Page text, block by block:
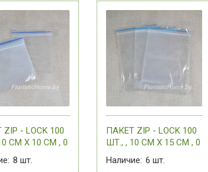
- LOCK 100
СМ Х 10 СМ , 0
8 шт.
ПАКЕТ ZIP - LOCK 100
ШТ., , 10 СМ Х 15 СМ , 0
- В АССОРТИМЕНТЕ
Наличие: 6 шт.